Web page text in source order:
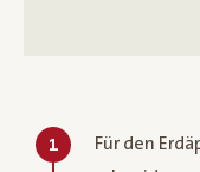
1
Für den